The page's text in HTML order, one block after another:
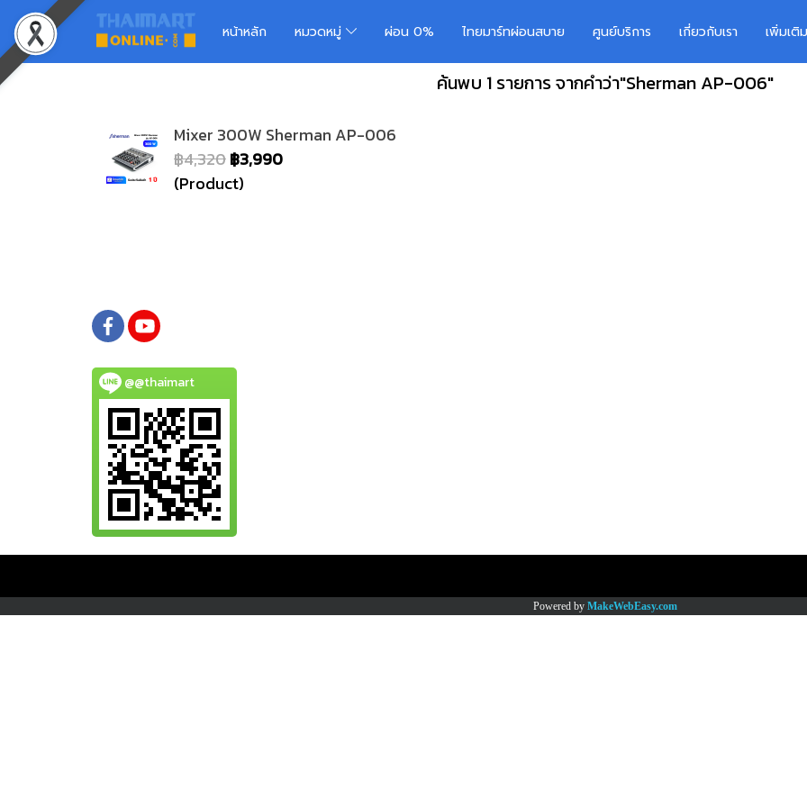
หน้าหลัก หมวดหมู่ ผ่อน 0% ไทยมาร์ทผ่อนสบาย ศูนย์บริการ เกี่ยวกับเรา เพิ่มเ
ค้นพบ 1 รายการ จากคำว่า"Sherman AP-006"
Mixer 300W Sherman AP-006
฿4,320฿3,990
(Product)
@@thaimart
Powered by MakeWebEasy.com